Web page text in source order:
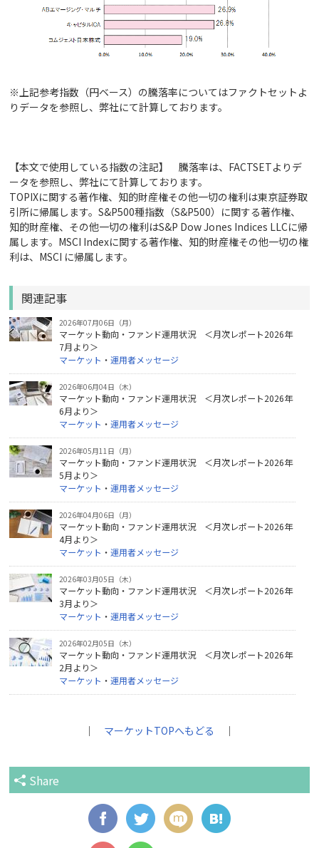
※上記参考指数（円ベース）の騰落率についてはファクトセットよ
りデータを参照し、弊社にて計算しております。
【本文で使用している指数の注記】 騰落率は、FACTSETよりデ
ータを参照し、弊社にて計算しております。
TOPIXに関する著作権、知的財産権その他一切の権利は東京証券取
引所に帰属します。S&P500種指数（S&P500）に関する著作権、
知的財産権、その他一切の権利はS&P Dow Jones Indices LLCに帰
属します。MSCI Indexに関する著作権、知的財産権その他一切の権
利は、MSCI に帰属します。
関連記事
2026年07月06日（月）
マーケット動向・ファンド運用状況 ＜月次レポート2026年
7月より＞
マーケット ・運用者メッセージ
2026年06月04日（木）
マーケット動向・ファンド運用状況 ＜月次レポート2026年
6月より＞
マーケット ・運用者メッセージ
2026年05月11日（月）
マーケット動向・ファンド運用状況 ＜月次レポート2026年
5月より＞
マーケット ・運用者メッセージ
2026年04月06日（月）
マーケット動向・ファンド運用状況 ＜月次レポート2026年
4月より＞
マーケット ・運用者メッセージ
2026年03月05日（木）
マーケット動向・ファンド運用状況 ＜月次レポート2026年
3月より＞
マーケット ・運用者メッセージ
2026年02月05日（木）
マーケット動向・ファンド運用状況 ＜月次レポート2026年
2月より＞
マーケット ・運用者メッセージ
｜ マーケットTOPへもどる ｜
Share